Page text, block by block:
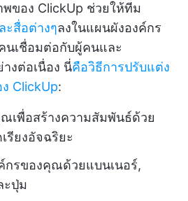
พของ ClickUp ช่วยให้ทีม
ะสื่อต่างๆลงในแผนผังองค์กร
นเชื่อมต่อกับผู้คนและ
งต่อเนื่อง นี่คือวิธีการปรับแต่ง
ClickUp:
เพื่อสร้างความสัมพันธ์ด้วย
รียงอัจฉริยะ
กรของคุณด้วยแบนเนอร์,
ะปุ่ม